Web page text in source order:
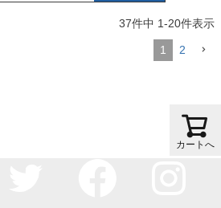
37件中 1-20件表示
1 2
カートへ